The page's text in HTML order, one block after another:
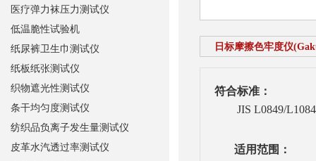
日标摩擦色牢度仪
符合标准：
JIS L0849/L1084/
适用范围：
医疗弹力袜压力测试仪
低温脆性试验机
纸尿裤卫生巾测试仪
纸板纸张测试仪
织物遮光性测试仪
条干均匀度测试仪
纺织品负离子发生量测试仪
皮革水汽透过率测试仪